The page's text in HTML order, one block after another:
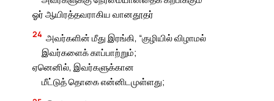
ஓர் ஆயிரத்தவராகிய வானதூதர்
24 அவர்களின் மீது இரங்கி, “குழியில் விழாமல்
இவர்களைக் காப்பாற்றும்;
ஏனெனில், இவர்களுக்கான
மீட்டுத் தொகை என்னிடமுள்ளது;